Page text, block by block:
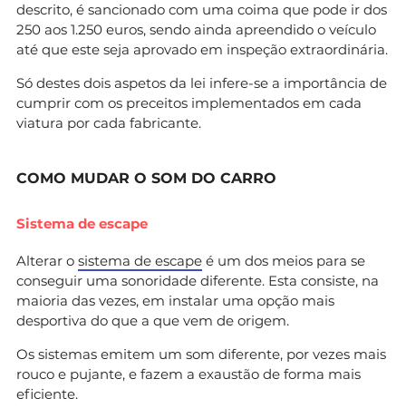
descrito, é sancionado com uma coima que pode ir dos
250 aos 1.250 euros, sendo ainda apreendido o veículo
até que este seja aprovado em inspeção extraordinária.
Só destes dois aspetos da lei infere-se a importância de
cumprir com os preceitos implementados em cada
viatura por cada fabricante.
COMO MUDAR O SOM DO CARRO
Sistema de escape
Alterar o sistema de escape é um dos meios para se
conseguir uma sonoridade diferente. Esta consiste, na
maioria das vezes, em instalar uma opção mais
desportiva do que a que vem de origem.
Os sistemas emitem um som diferente, por vezes mais
rouco e pujante, e fazem a exaustão de forma mais
eficiente.